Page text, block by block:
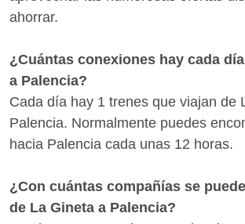
ahorrar.
¿Cuántas conexiones hay cada
a Palencia?
Cada día hay 1 trenes que viajan de
Palencia. Normalmente puedes
hacia Palencia cada unas 12 horas.
¿Con cuántas compañías se
de La Gineta a Palencia?